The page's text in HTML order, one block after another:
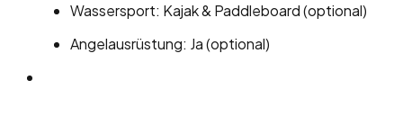
Wassersport: Kajak & Paddleboard (optional)
Angelausrüstung: Ja (optional)